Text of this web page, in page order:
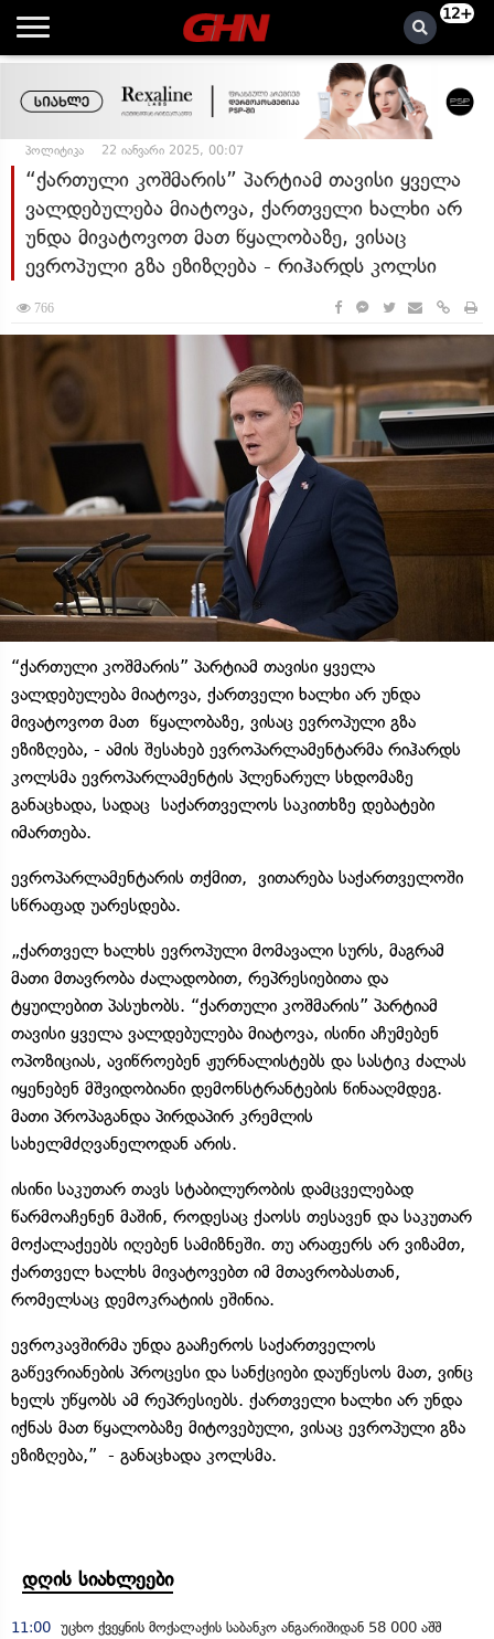
12+
პოლიტიკა 22 იანვარი 2025, 00:07
“ქართული კოშმარის” პარტიამ თავისი ყველა
ვალდებულება მიატოვა, ქართველი ხალხი არ
უნდა მივატოვოთ მათ წყალობაზე, ვისაც
ევროპული გზა ეზიზღება - რიჰარდს კოლსი
766
“ქართული კოშმარის” პარტიამ თავისი ყველა
ვალდებულება მიატოვა, ქართველი ხალხი არ უნდა
მივატოვოთ მათ წყალობაზე, ვისაც ევროპული გზა
ეზიზღება, - ამის შესახებ ევროპარლამენტარმა რიჰარდს
კოლსმა ევროპარლამენტის პლენარულ სხდომაზე
განაცხადა, სადაც საქართველოს საკითხზე დებატები
იმართება.
ევროპარლამენტარის თქმით, ვითარება საქართველოში
სწრაფად უარესდება.
„ქართველ ხალხს ევროპული მომავალი სურს, მაგრამ
მათი მთავრობა ძალადობით, რეპრესიებითა და
ტყუილებით პასუხობს. “ქართული კოშმარის” პარტიამ
თავისი ყველა ვალდებულება მიატოვა, ისინი აჩუმებენ
ოპოზიციას, ავიწროებენ ჟურნალისტებს და სასტიკ ძალას
იყენებენ მშვიდობიანი დემონსტრანტების წინააღმდეგ.
მათი პროპაგანდა პირდაპირ კრემლის
სახელმძღვანელოდან არის.
ისინი საკუთარ თავს სტაბილურობის დამცველებად
წარმოაჩენენ მაშინ, როდესაც ქაოსს თესავენ და საკუთარ
მოქალაქეებს იღებენ სამიზნეში. თუ არაფერს არ ვიზამთ,
ქართველ ხალხს მივატოვებთ იმ მთავრობასთან,
რომელსაც დემოკრატიის ეშინია.
ევროკავშირმა უნდა გააჩეროს საქართველოს
გაწევრიანების პროცესი და სანქციები დაუწესოს მათ, ვინც
ხელს უწყობს ამ რეპრესიებს. ქართველი ხალხი არ უნდა
იქნას მათ წყალობაზე მიტოვებული, ვისაც ევროპული გზა
ეზიზღება,” - განაცხადა კოლსმა.
დღის სიახლეები
11:00 უცხო ქვეყნის მოქალაქის საბანკო ანგარიშიდან 58 000 აშშ